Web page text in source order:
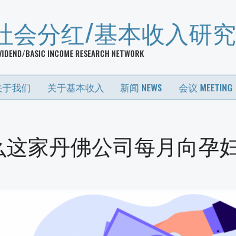
会分红/基本收入研
BASIC INCOME RESEARCH NETWORK
于我们 关于基本收入 新闻 NEWS 会议 MEETING
家丹佛公司每月向孕